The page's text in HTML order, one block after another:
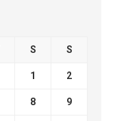
S S
1 2
8 9